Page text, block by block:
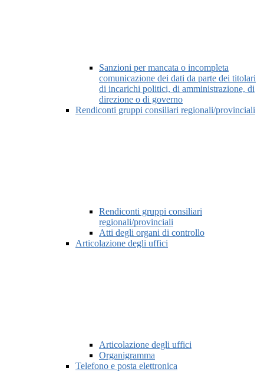
Sanzioni per mancata o incompleta
comunicazione dei dati da parte dei titolari
di incarichi politici, di amministrazione, di
direzione o di governo
Rendiconti gruppi consiliari regionali/provinciali
Rendiconti gruppi consiliari
regionali/provinciali
Atti degli organi di controllo
Articolazione degli uffici
Articolazione degli uffici
Organigramma
Telefono e posta elettronica